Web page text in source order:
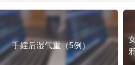
手婬后湿气重（5例）